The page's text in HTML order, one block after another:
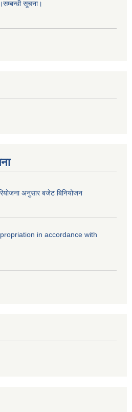
सूचना।
अनुसार बजेट बिनियोजन
in accordance with